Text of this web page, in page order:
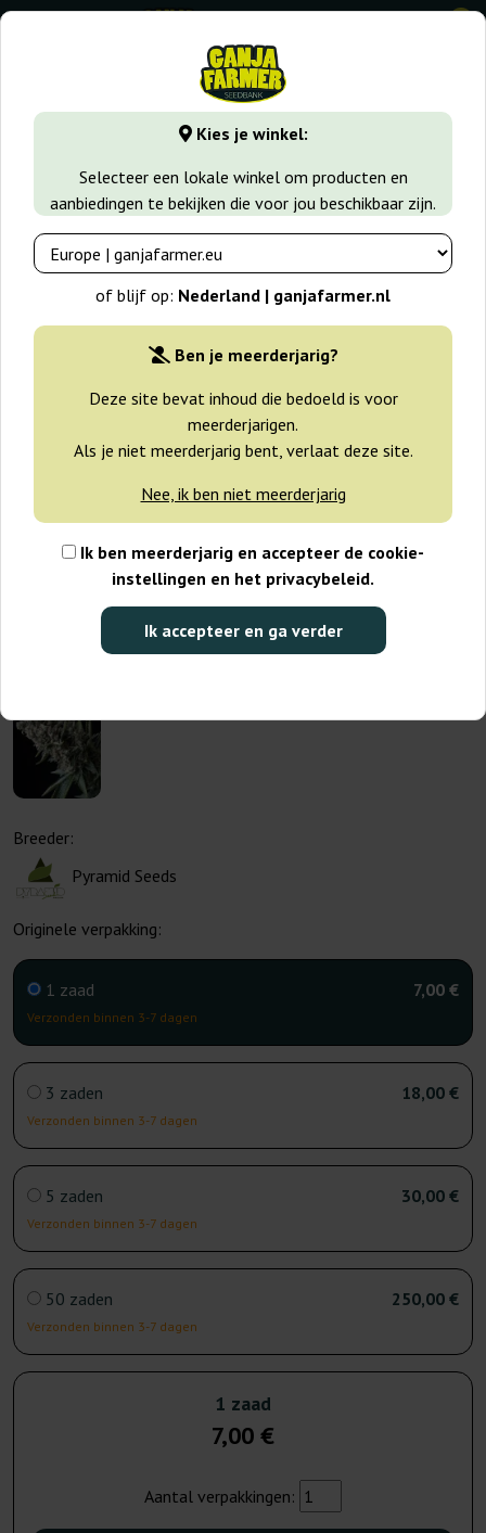
Kies je winkel:
Selecteer een lokale winkel om producten en
aanbiedingen te bekijken die voor jou beschikbaar zijn.
of blijf op: Nederland | ganjafarmer.nl
Ben je meerderjarig?
Deze site bevat inhoud die bedoeld is voor
meerderjarigen.
Als je niet meerderjarig bent, verlaat deze site.
Nee, ik ben niet meerderjarig
Ik ben meerderjarig en accepteer de cookie-
instellingen en het privacybeleid.
Ik accepteer en ga verder
0
GanjaFarmer.nl Zaadsoorten Indica zaden Auto
Breeder:
Pyramid Seeds
Originele verpakking:
1 zaad
Verzonden binnen 3-7 dagen
7,00 €
3 zaden
Verzonden binnen 3-7 dagen
18,00 €
5 zaden
Verzonden binnen 3-7 dagen
30,00 €
50 zaden
Verzonden binnen 3-7 dagen
250,00 €
1 zaad
7,00 €
Aantal verpakkingen: